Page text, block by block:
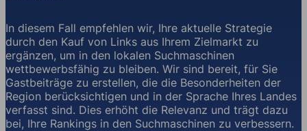
In diesem Fall empfehlen wir, Ihre aktuelle Strategie
durch den Kauf von Links aus Ihrem Zielmarkt zu
ergänzen, um in den lokalen Suchmaschinen
wettbewerbsfähig zu bleiben. Wir sind bereit, für Sie
Gastbeiträge zu erstellen, die die Besonderheiten der
Region berücksichtigen und in der Sprache Ihres Landes
verfasst sind. Dies erhöht die Relevanz und trägt dazu
bei, Ihre Rankings in den Suchmaschinen zu verbessern.